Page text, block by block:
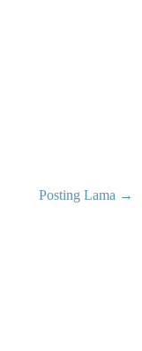
Posting Lama →